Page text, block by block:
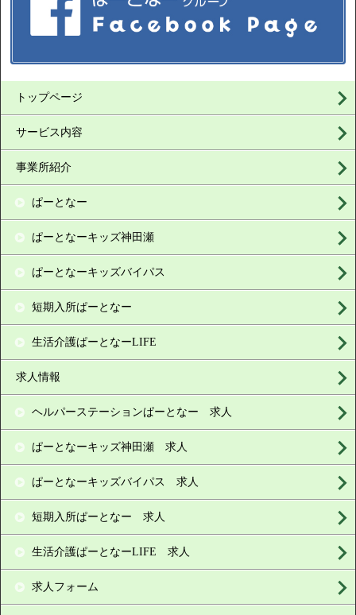
トップページ
サービス内容
事業所紹介
ぱーとなー
ぱーとなーキッズ神田瀬
ぱーとなーキッズバイパス
短期入所ぱーとなー
生活介護ぱーとなーLIFE
求人情報
ヘルパーステーションぱーとなー 求人
ぱーとなーキッズ神田瀬 求人
ぱーとなーキッズバイパス 求人
短期入所ぱーとなー 求人
生活介護ぱーとなーLIFE 求人
求人フォーム